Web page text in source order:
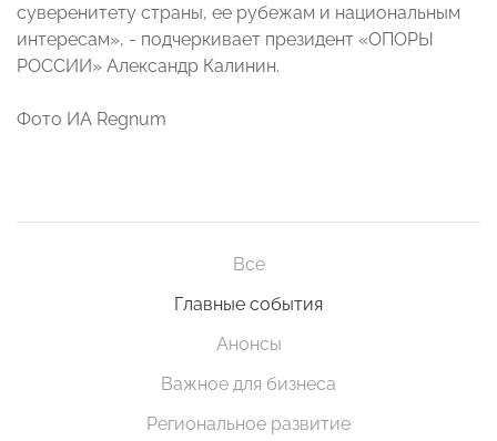
суверенитету страны, ее рубежам и национальным
интересам», - подчеркивает президент «ОПОРЫ
РОССИИ» Александр Калинин.
Фото ИА Regnum
Все
Главные события
Анонсы
Важное для бизнеса
Региональное развитие